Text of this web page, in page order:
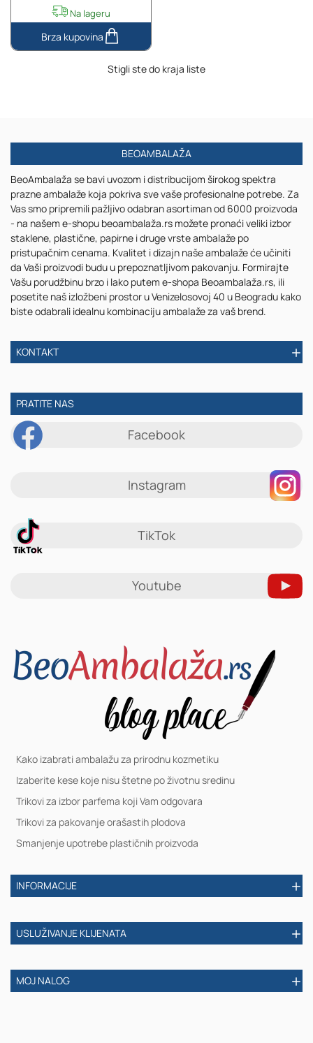
Na lageru
Dispanzer
Stigli ste do kraja liste
BEOAMBALAŽA
BeoAmbalaža se bavi uvozom i distribucijom širokog spektra
prazne ambalaže koja pokriva sve vaše profesionalne potrebe. Za
Vas smo pripremili pažljivo odabran asortiman od 6000 proizvoda
- na našem e-shopu beoambalaža.rs možete pronaći veliki izbor
staklene, plastične, papirne i druge vrste ambalaže po
pristupačnim cenama. Kvalitet i dizajn naše ambalaže će učiniti
da Vaši proizvodi budu u prepoznatljivom pakovanju. Formirajte
Vašu porudžbinu brzo i lako putem e-shopa Beoambalaža.rs, ili
posetite naš izložbeni prostor u Venizelosovoj 40 u Beogradu kako
biste odabrali idealnu kombinaciju ambalaže za vaš brend.
KONTAKT
PRATITE NAS
Facebook
Instagram
TikTok
Youtube
Kako izabrati ambalažu za prirodnu kozmetiku
Izaberite kese koje nisu štetne po životnu sredinu
Trikovi za izbor parfema koji Vam odgovara
Trikovi za pakovanje orašastih plodova
Smanjenje upotrebe plastičnih proizvoda
INFORMACIJE
USLUŽIVANJE KLIJENATA
MOJ NALOG